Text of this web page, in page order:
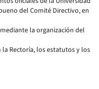
del Comité Directivo, en
la organización del
la Rectoría, los estatutos y los